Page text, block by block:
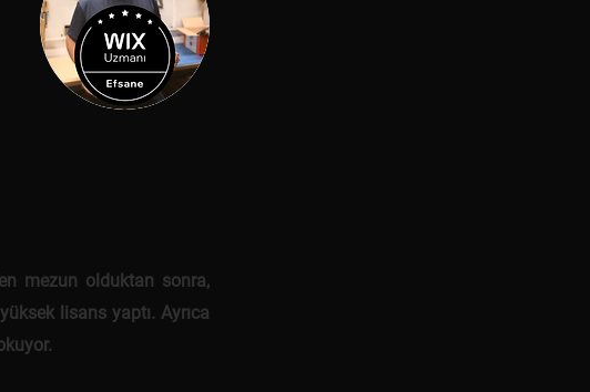
mezun olduktan sonra,
lisans yaptı. Ayrıca